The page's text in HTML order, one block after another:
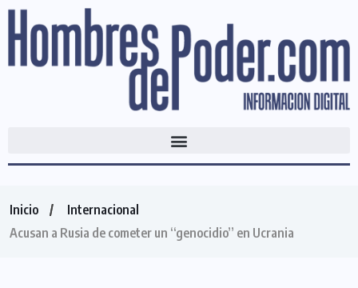
Inicio
Internacional
Acusan a Rusia de cometer un “genocidio” en Ucrania